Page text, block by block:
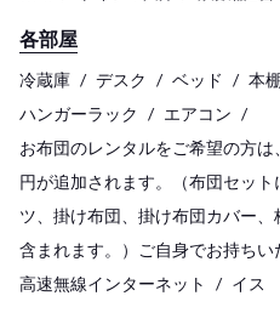
各部屋
冷蔵庫 デスク ベッド 本棚
ハンガーラック
エアコン
お布団のレンタルをご希望の方
円が追加されます。（布団セッ
ツ、掛け布団、掛け布団カバー
含まれます。）ご自身でお持ちい
高速無線インターネット
イス